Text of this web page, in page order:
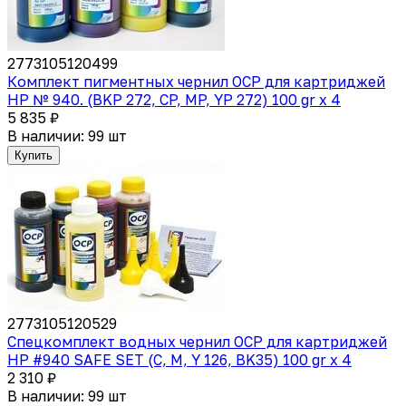
2773105120499
Комплект пигментных чернил OCP для картриджей
HP № 940. (BKP 272, CP, MP, YP 272) 100 gr x 4
5 835 ₽
В наличии: 99 шт
Купить
2773105120529
Спецкомплект водных чернил OCP для картриджей
HP #940 SAFE SET (C, M, Y 126, BK35) 100 gr x 4
2 310 ₽
В наличии: 99 шт